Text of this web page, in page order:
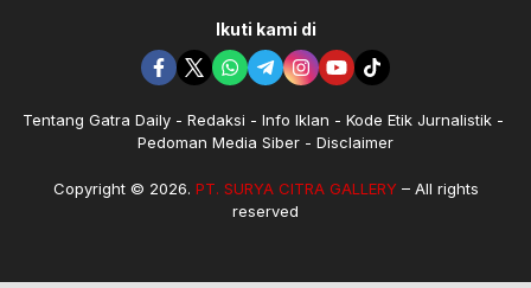
Ikuti kami di
Tentang Gatra Daily Redaksi Info Iklan
Kode Etik Jurnalistik
Pedoman Media Siber
Disclaimer
Copyright © 2026. PT. SURYA CITRA GALLERY– All rights
reserved